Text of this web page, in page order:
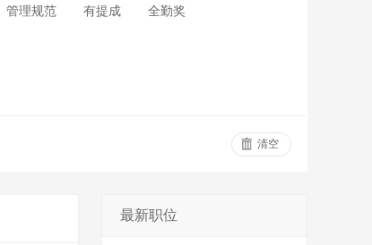
管理规范 有提成 全勤奖
清空
最新职位